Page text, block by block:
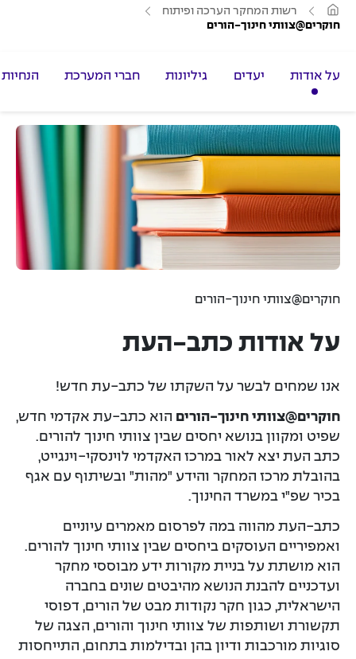
ע
מ
ו
י
רשות המחקר הערכה ופיתוח
חוקרים@צוותי חינוך-הורים
על אודות יעדים גיליונות חברי המערכת
חוקרים@צוותי חינוך-הורים
על אודות כתב-העת
אנו שמחים לבשר על השקתו של כתב-עת חדש!
חוקרים@צוותי חינוך-הורים הוא כתב-עת אקדמי חדש,
שפיט ומקוון בנושא יחסים שבין צוותי חינוך להורים.
כתב העת יצא לאור במרכז האקדמי לוינסקי-וינגייט,
בהובלת מרכז המחקר והידע "מהות" ובשיתוף עם אגף
בכיר שפ"י במשרד החינוך.
כתב-העת מהווה במה לפרסום מאמרים עיוניים
ואמפיריים העוסקים ביחסים שבין צוותי חינוך להורים.
הוא מושתת על בניית מקורות ידע מבוססי מחקר
ועדכניים להבנת הנושא מהיבטים שונים בחברה
הישראלית, כגון חקר נקודות מבט של הורים, דפוסי
תקשורת ושותפות של צוותי חינוך והורים, הצגה של
סוגיות מורכבות ודיון בהן ובדילמות בתחום, התייחסות